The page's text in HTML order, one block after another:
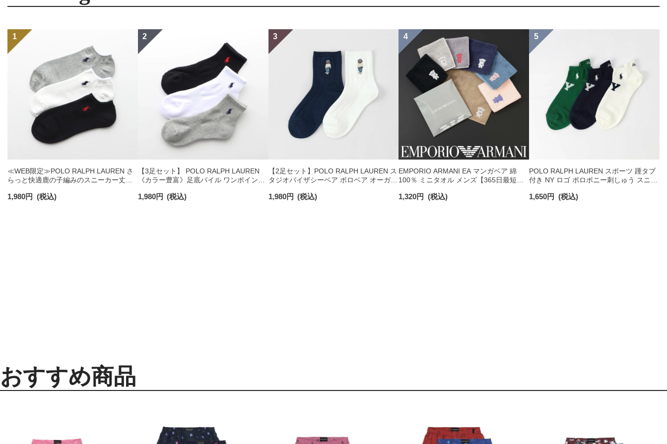
≪WEB限定≫POLO RALPH LAUREN さ
らっと快適鹿の子編みのスニーカー丈ソ
ズ レディース 92022800
1,980円 (税込)
【3足セット】 POLO RALPH LAUREN
《カラー豊富》足底パイル ワンポイント
ンズ 92009604
1,980円 (税込)
【2足セット】POLO RALPH LAUREN ス
タジオバイザシーベア ポロベア オーガニ
ンズ レディース 92009650
1,980円 (税込)
EMPORIO ARMANI EA マンガベア 綿
100％ ミニタオル メンズ【365日最短翌
1,320円 (税込)
POLO RALPH LAUREN スポーツ 踵タブ
付き NY ロゴ ポロポニー刺しゅう スニー
ソックス 02022328
1,650円 (税込)
おすすめ商品